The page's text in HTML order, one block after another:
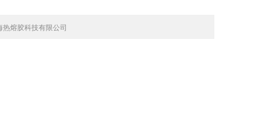
熔胶科技有限公司